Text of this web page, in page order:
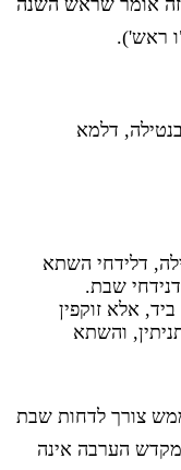
אומר שראש השנה
ראש').
דלמא
דלידחי השתא
שבת.
אלא זוקפין
והשתא
צורך לדחות שבת
הערבה אינה